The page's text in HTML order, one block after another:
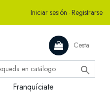
Iniciar sesión · Registrarse
Cesta

Franquíciate